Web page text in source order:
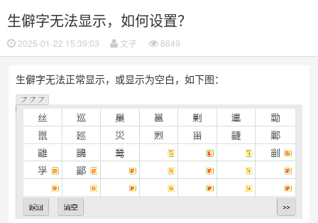
生僻字无法显示，如何设置？
2025-01-22 15:39:03 文子 8649
生僻字无法正常显示，或显示为空白，如下图：